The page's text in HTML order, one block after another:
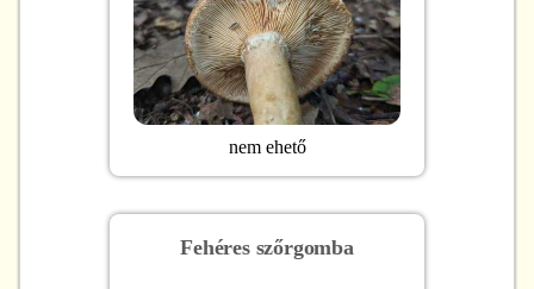
nem ehető
Fehéres szőrgomba